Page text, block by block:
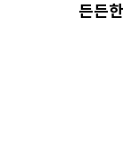
든든